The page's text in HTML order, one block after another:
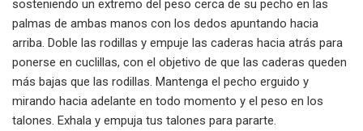
sosteniendo un extremo del peso cerca de su pecho en las
palmas de ambas manos con los dedos apuntando hacia
arriba. Doble las rodillas y empuje las caderas hacia atrás para
ponerse en cuclillas, con el objetivo de que las caderas queden
más bajas que las rodillas. Mantenga el pecho erguido y
mirando hacia adelante en todo momento y el peso en los
talones. Exhala y empuja tus talones para pararte.